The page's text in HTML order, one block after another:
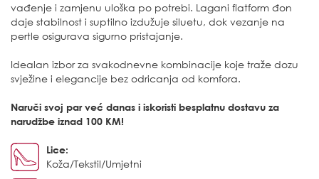
vađenje i zamjenu uloška po potrebi. Lagani flatform đon
daje stabilnost i suptilno izdužuje siluetu, dok vezanje na
pertle osigurava sigurno pristajanje.
Idealan izbor za svakodnevne kombinacije koje traže dozu
svježine i elegancije bez odricanja od komfora.
Naruči svoj par već danas i iskoristi besplatnu dostavu za
narudžbe iznad 100 KM!
Lice:
Koža/Tekstil/Umjetni